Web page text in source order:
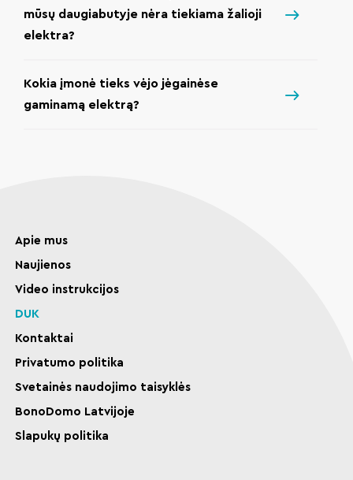
mūsų daugiabutyje nėra tiekiama žalioji
elektra?
Kokia įmonė tieks vėjo jėgainėse
gaminamą elektrą?
Apie mus
Naujienos
Video instrukcijos
DUK
Kontaktai
Privatumo politika
Svetainės naudojimo taisyklės
BonoDomo Latvijoje
Slapukų politika